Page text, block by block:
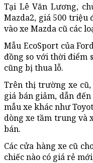
Tại Lê Văn Lương,
Mazda2, giá 500 triệu
vào xe Mazda cũ các
Mẫu EcoSport của
đồng so với thời điểm
cũng bị thua lỗ.
Trên thị trường xe
giá bán giảm, dẫn
mẫu xe khác như
dòng xe tầm trung và
bán.
Các cửa hàng xe cũ
chiếc nào có giá rẻ